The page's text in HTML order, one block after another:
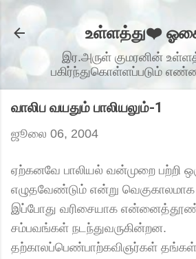
முதன்மை
உள்ளத்து❤️
இர.அருள் குமரனின்
பகிர்ந்துகொள்ளப்படும்
வாலிப வயதும் பாலியலும்-1
ஜூலை 06, 2004
ஏற்கனவே பாலியல் வன்முறை பற்றி
எழுதவேண்டும் என்று
இப்போது வரிசையாக
சம்பவங்கள் நடந்துவருகின்றன.
தற்காலப்பெண்பாற்கவிஞர்கள் தங்கள்